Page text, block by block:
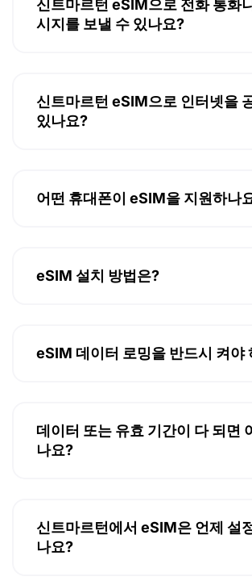
신트마르턴 eSIM으로 전화 통화
시지를 보낼 수 있나요?
신트마르턴 eSIM으로 인터넷을
있나요?
어떤 휴대폰이 eSIM을 지원하나
eSIM 설치 방법은?
eSIM 데이터 로밍을 반드시 켜야
데이터 또는 유효 기간이 다 되면
나요?
신트마르턴에서 eSIM은 언제 설
나요?